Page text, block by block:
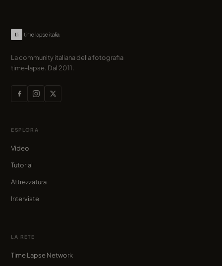
La community italiana della fotografia
time-lapse. Dal 2011.
ESPLORA
Video
Tutorial
Attrezzatura
Interviste
LA RETE
Time Lapse Network